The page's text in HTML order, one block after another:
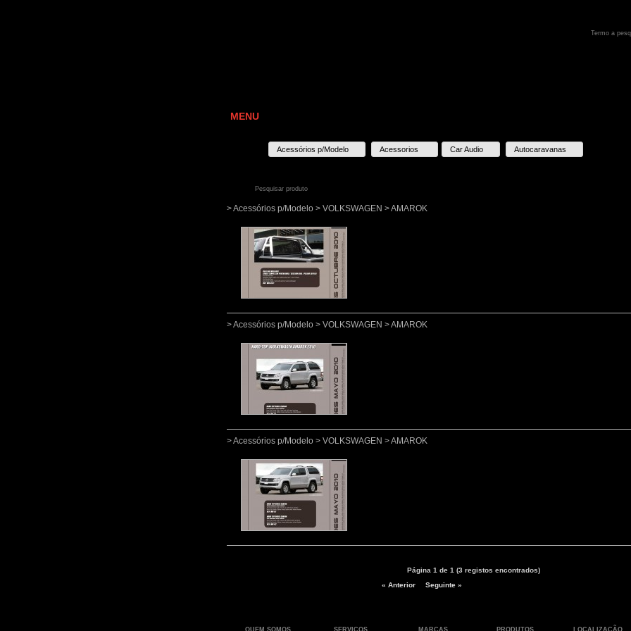
MENU
Acessórios p/Modelo Acessorios Car Audio Autocaravanas
> Acessórios p/Modelo > VOLKSWAGEN > AMAROK
> Acessórios p/Modelo > VOLKSWAGEN > AMAROK
> Acessórios p/Modelo > VOLKSWAGEN > AMAROK
Página 1 de 1 (3 registos encontrados)
« Anterior
Seguinte »
QUEM SOMOS SERVIÇOS MARCAS PRODUTOS LOCALIZAÇÃO